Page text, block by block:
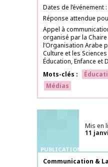
Dates de l’événement
Réponse attendue
Appel à
organisé par la
l’Organisation Arabe
Culture et les Sciences
Éducation, Enfance et
Mots-clés
Médias
PUBLICATIONS
Mis en
11
Nom de la publication
Communication &